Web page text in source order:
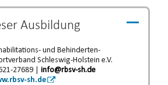
Ausbildung
und Behinderten-
Schleswig-Holstein e.V.
27689 | info@rbsv-sh.de
sh.de